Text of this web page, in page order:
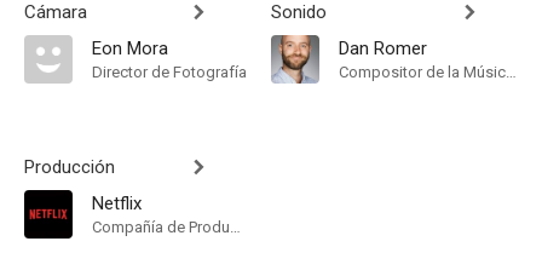
Cámara
Eon Mora
Director de Fotografía
Producción
Netflix
Compañía de Produccion
Sonido
Dan Romer
Compositor de la Música Original